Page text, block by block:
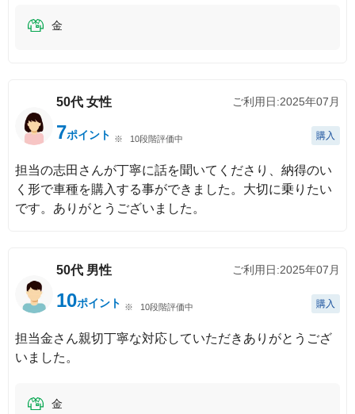
金
50代 女性 ご利用日:2025年07月
7ポイント 10段階評価中 購入
担当の志田さんが丁寧に話を聞いてくださり、納得のい
く形で車種を購入する事ができました。大切に乗りたい
です。ありがとうございました。
50代 男性 ご利用日:2025年07月
10ポイント 10段階評価中 購入
担当金さん親切丁寧な対応していただきありがとうござ
いました。
金